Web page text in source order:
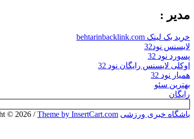
مدیر :
خرید بک لینک behtarinbacklink.com
لایسنس نود32
پسورد نود 32
اوکلی لایسنس رایگان نود 32
همیار نود 32
بهترین سئو
رایگان
باشگاه خبری ورزشی
/Theme by InsertCart.com